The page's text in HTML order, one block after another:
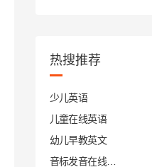
热搜推荐
少儿英语
儿童在线英语
幼儿早教英文